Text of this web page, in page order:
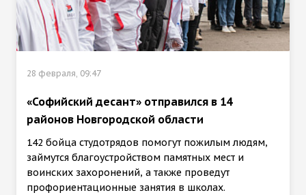
28 февраля, 09:47
«Софийский десант» отправился в 14
районов Новгородской области
142 бойца студотрядов помогут пожилым людям,
займутся благоустройством памятных мест и
воинских захоронений, а также проведут
профориентационные занятия в школах.